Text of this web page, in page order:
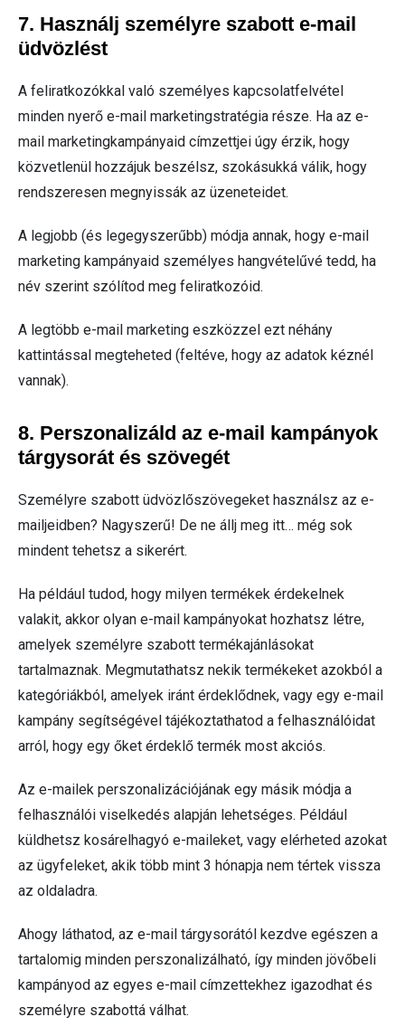
7. Használj személyre szabott e-mail
üdvözlést
A feliratkozókkal való személyes kapcsolatfelvétel
minden nyerő e-mail marketingstratégia része. Ha az e-
mail marketingkampányaid címzettjei úgy érzik, hogy
közvetlenül hozzájuk beszélsz, szokásukká válik, hogy
rendszeresen megnyissák az üzeneteidet.
A legjobb (és legegyszerűbb) módja annak, hogy e-mail
marketing kampányaid személyes hangvételűvé tedd, ha
név szerint szólítod meg feliratkozóid.
A legtöbb e-mail marketing eszközzel ezt néhány
kattintással megteheted (feltéve, hogy az adatok kéznél
vannak).
8. Perszonalizáld az e-mail kampányok
tárgysorát és szövegét
Személyre szabott üdvözlőszövegeket használsz az e-
mailjeidben? Nagyszerű! De ne állj meg itt… még sok
mindent tehetsz a sikerért.
Ha például tudod, hogy milyen termékek érdekelnek
valakit, akkor olyan e-mail kampányokat hozhatsz létre,
amelyek személyre szabott termékajánlásokat
tartalmaznak. Megmutathatsz nekik termékeket azokból a
kategóriákból, amelyek iránt érdeklődnek, vagy egy e-mail
kampány segítségével tájékoztathatod a felhasználóidat
arról, hogy egy őket érdeklő termék most akciós.
Az e-mailek perszonalizációjának egy másik módja a
felhasználói viselkedés alapján lehetséges. Például
küldhetsz kosárelhagyó e-maileket, vagy elérheted azokat
az ügyfeleket, akik több mint 3 hónapja nem tértek vissza
az oldaladra.
Ahogy láthatod, az e-mail tárgysorától kezdve egészen a
tartalomig minden perszonalizálható, így minden jövőbeli
kampányod az egyes e-mail címzettekhez igazodhat és
személyre szabottá válhat.